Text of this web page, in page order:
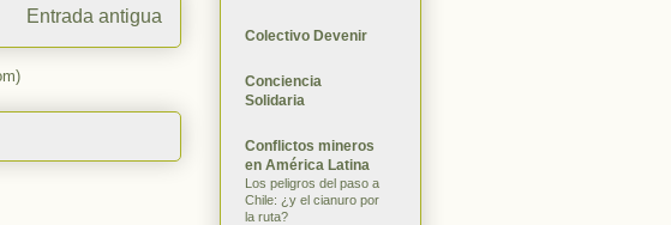
Entrada antigua
Colectivo Devenir
Conciencia
Solidaria
Conflictos mineros
en América Latina
Los peligros del paso a
Chile: ¿y el cianuro por
la ruta?